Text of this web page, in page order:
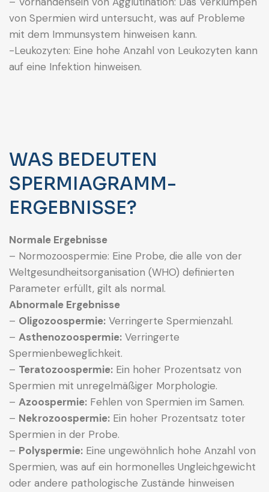
von Spermien wird untersucht, was auf Probleme
mit dem Immunsystem hinweisen kann.
-Leukozyten: Eine hohe Anzahl von Leukozyten kann
auf eine Infektion hinweisen.
WAS BEDEUTEN
SPERMIAGRAMM-
ERGEBNISSE?
Normale Ergebnisse
– Normozoospermie: Eine Probe, die alle von der
Weltgesundheitsorganisation (WHO) definierten
Parameter erfüllt, gilt als normal.
Abnormale Ergebnisse
– Oligozoospermie: Verringerte Spermienzahl.
– Asthenozoospermie: Verringerte
Spermienbeweglichkeit.
– Teratozoospermie: Ein hoher Prozentsatz von
Spermien mit unregelmäßiger Morphologie.
– Azoospermie: Fehlen von Spermien im Samen.
– Nekrozoospermie: Ein hoher Prozentsatz toter
Spermien in der Probe.
– Polyspermie: Eine ungewöhnlich hohe Anzahl von
Spermien, was auf ein hormonelles Ungleichgewicht
oder andere pathologische Zustände hinweisen